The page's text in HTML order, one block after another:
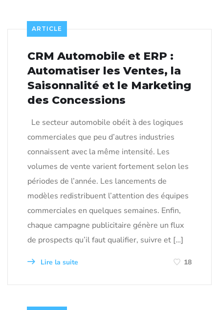
ARTICLE
CRM Automobile et ERP :
Automatiser les Ventes, la
Saisonnalité et le Marketing
des Concessions
Le secteur automobile obéit à des logiques
commerciales que peu d’autres industries
connaissent avec la même intensité. Les
volumes de vente varient fortement selon les
périodes de l’année. Les lancements de
modèles redistribuent l’attention des équipes
commerciales en quelques semaines. Enfin,
chaque campagne publicitaire génère un flux
de prospects qu’il faut qualifier, suivre et […]
Lire la suite 18